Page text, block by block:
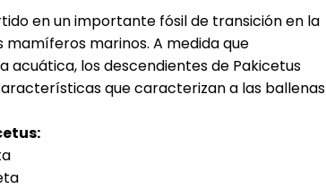
en un importante fósil de transición en la
marinos. A medida que
acuática, los descendientes de Pakicetus
que caracterizan a las ballenas